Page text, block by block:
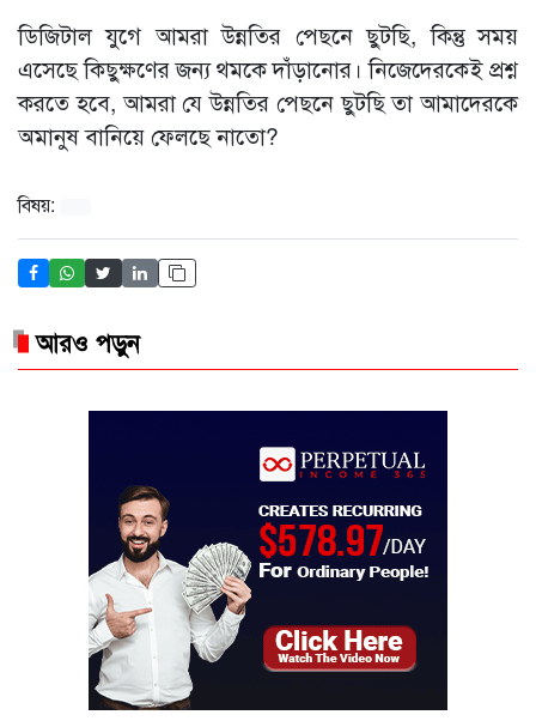
ডিজিটাল যুগে আমরা উন্নতির পেছনে ছুটছি, কিন্তু সময়
এসেছে কিছুক্ষণের জন্য থমকে দাঁড়ানোর। নিজেদেরকেই প্রশ্ন
করতে হবে, আমরা যে উন্নতির পেছনে ছুটছি তা আমাদেরকে
অমানুষ বানিয়ে ফেলছে নাতো?
বিষয়:
আরও পড়ুন